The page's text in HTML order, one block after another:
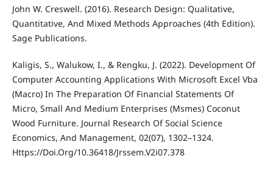
John W. Creswell. (2016). Research Design: Qualitative,
Quantitative, And Mixed Methods Approaches (4th Edition).
Sage Publications.
Kaligis, S., Walukow, I., & Rengku, J. (2022). Development Of
Computer Accounting Applications With Microsoft Excel Vba
(Macro) In The Preparation Of Financial Statements Of
Micro, Small And Medium Enterprises (Msmes) Coconut
Wood Furniture. Journal Research Of Social Science
Economics, And Management, 02(07), 1302–1324.
Https://Doi.Org/10.36418/Jrssem.V2i07.378